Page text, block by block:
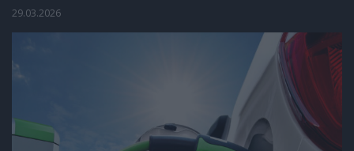
29.03.2026